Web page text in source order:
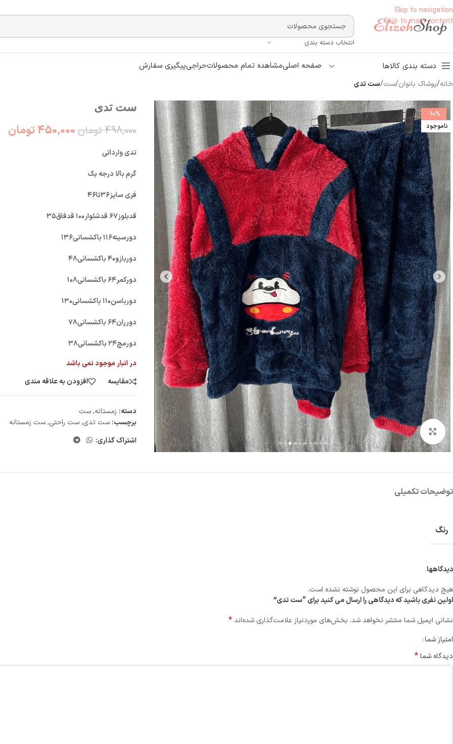
Skip to navigation
Skip to main content
انتخاب دسته بندی
دسته بندی کالاها صفحه اصلیمشاهده تمام محصولاتحراجیپیگیری سفارش
خانه/پوشاک بانوان/ست/ست تدی
-10%
ناموجود
بزرگنمایی تصویر
ست تدی
498,000 تومان 450,000تومان
تدی وارداتی
گرم بالا درجه یک
فری سایز۳۶تا۴۶
قدبلوز۶۷ قدشلوار۱۰۰ قدفاق۳۵
دورسینه۱۱۶ باکشسانی۱۳۶
دوربازو۴۰ باکشسانی۴۸
دورکمر۶۴ باکشسانی۱۰۸
دورباسن۱۱۰ باکشسانی۱۳۰
دورران۶۴ باکشسانی۷۸
دورمچ۲۴ باکشسانی۳۸
در انبار موجود نمی باشد
مقایسه
افزودن به علاقه مندی
دسته: زمستانه,ست
برچسب: ست تدی,ست راحتی,ست زمستانه
اشتراک گذاری:
توضیحات تکمیلی
رنگ
دیدگاهها
هیچ دیدگاهی برای این محصول نوشته نشده است.
اولین نفری باشید که دیدگاهی را ارسال می کنید برای “ست تدی”
نشانی ایمیل شما منتشر نخواهد شد. بخش‌های موردنیاز علامت‌گذاری شده‌اند*
امتیاز شما
دیدگاه شما*